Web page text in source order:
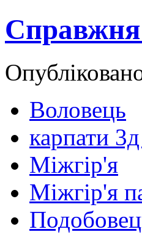
Справжня
Воловець
карпати
Міжгір'я
Міжгір'я